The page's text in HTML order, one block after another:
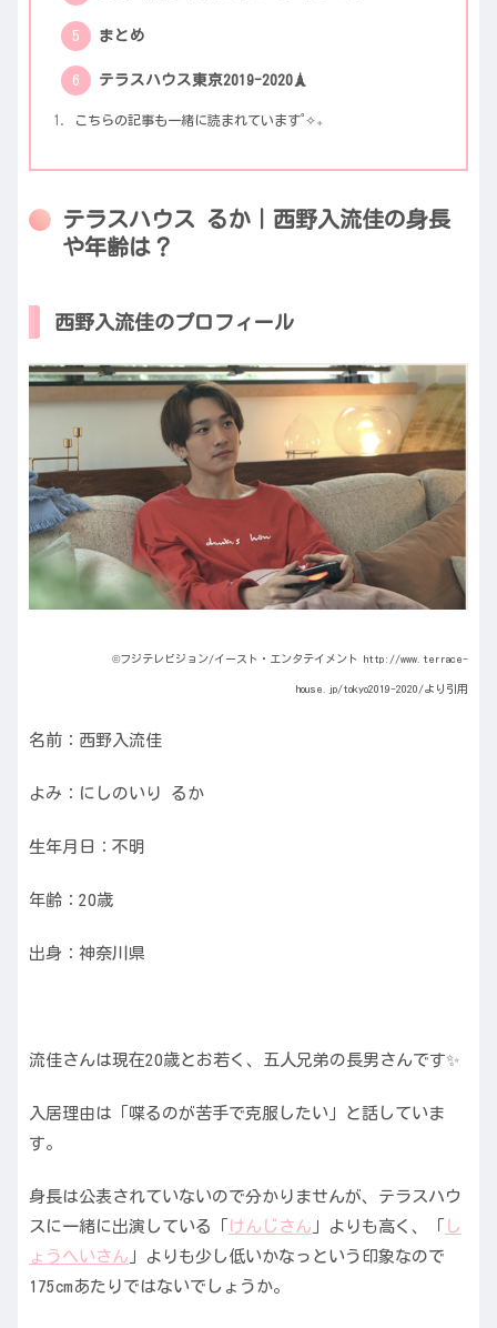
まとめ
テラスハウス東京2019-2020🗼
こちらの記事も一緒に読まれています˚✧₊
テラスハウス るか｜西野入流佳の身長
や年齢は？
西野入流佳のプロフィール
©フジテレビジョン/イースト・エンタテイメント http://www.terrace-
house.jp/tokyo2019-2020/より引用
名前：西野入流佳
よみ：にしのいり るか
生年月日：不明
年齢：20歳
出身：神奈川県
流佳さんは現在20歳とお若く、五人兄弟の長男さんです✨
入居理由は「喋るのが苦手で克服したい」と話していま
す。
身長は公表されていないので分かりませんが、テラスハウ
スに一緒に出演している「
けんじさん 」よりも高く、「
し
ょうへいさん 」よりも少し低いかなっという印象なので
175cmあたりではないでしょうか。